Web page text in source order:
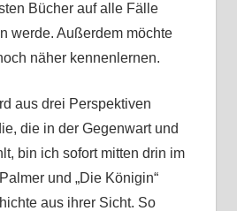
Bücher auf alle Fälle
werde. Außerdem möchte
näher kennenlernen.
aus drei Perspektiven
die in der Gegenwart und
bin ich sofort mitten drin im
und „Die Königin“
aus ihrer Sicht. So